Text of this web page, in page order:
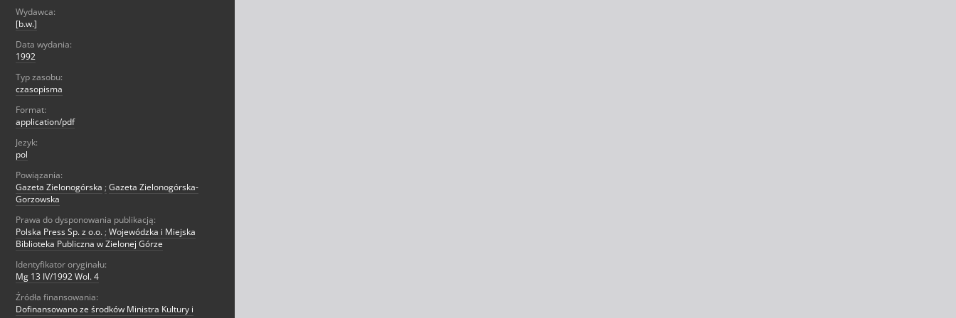
Wydawca:
[b.w.]
Data wydania:
1992
Typ zasobu:
czasopisma
Format:
application/pdf
Jezyk:
pol
Powiązania:
Gazeta Zielonogórska ; Gazeta Zielonogórska-
Gorzowska
Prawa do dysponowania publikacją:
Polska Press Sp. z o.o. ; Wojewódzka i Miejska
Biblioteka Publiczna w Zielonej Górze
Identyfikator oryginału:
Mg 13 IV/1992 Wol. 4
Źródła finansowania:
Dofinansowano ze środków Ministra Kultury i